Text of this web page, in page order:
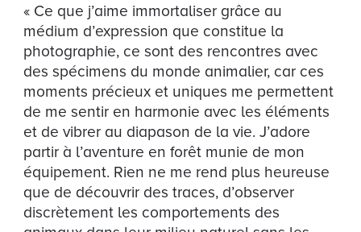
« Ce que j’aime immortaliser grâce au
médium d’expression que constitue la
photographie, ce sont des rencontres avec
des spécimens du monde animalier, car ces
moments précieux et uniques me permettent
de me sentir en harmonie avec les éléments
et de vibrer au diapason de la vie. J’adore
partir à l’aventure en forêt munie de mon
équipement. Rien ne me rend plus heureuse
que de découvrir des traces, d’observer
discrètement les comportements des